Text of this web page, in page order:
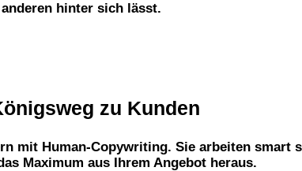
hinter sich lässt.
zu Kunden
mit Human-Copywriting. Sie arbeiten smart
Maximum aus Ihrem Angebot heraus.